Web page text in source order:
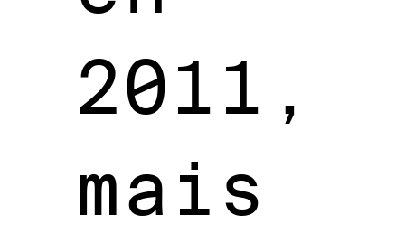
2011,
mais